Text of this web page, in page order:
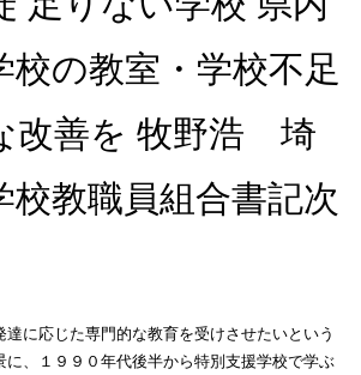
校の教室・学校不足
改善を 牧野浩 埼
校教職員組合書記次
に応じた専門的な教育を受けさせたいという
に、１９９０年代後半から特別支援学校で学ぶ